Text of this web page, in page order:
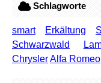
Schlagworte
smart Erkältung
Schwarzwald
ChryslerAlfa Romeo